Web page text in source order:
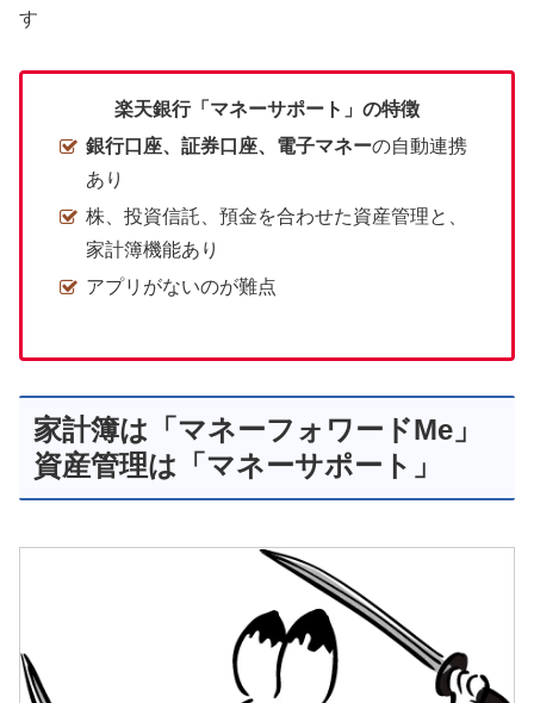
す
楽天銀行「マネーサポート」の特徴
銀行口座、証券口座、電子マネーの自動連携
あり
株、投資信託、預金を合わせた資産管理と、
家計簿機能あり
アプリがないのが難点
家計簿は「マネーフォワードMe」
資産管理は「マネーサポート」